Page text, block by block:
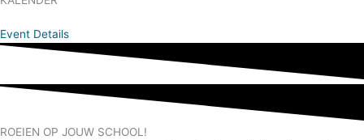
Event Details
ROEIEN OP JOUW SCHOOL!